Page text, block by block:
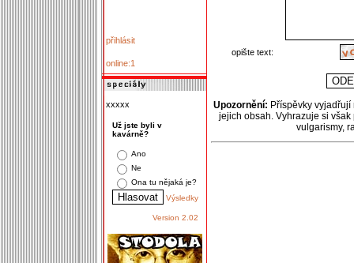
přihlásit
online:1
xxxxx
Už jste byli v
kavárně?
Ano
Ne
Ona tu nějaká je?
Výsledky
Version 2.02
opište text:
Upozornění: Příspěvky
jejich obsah. Vyhrazuje si
vulgarismy,